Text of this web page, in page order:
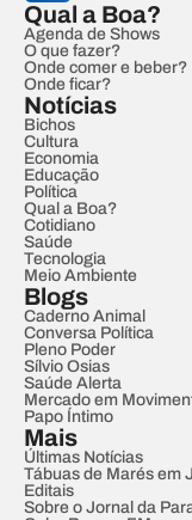
Qual a Boa?
Agenda de Shows
O que fazer?
Onde comer e beber?
Onde ficar?
Notícias
Bichos
Cultura
Economia
Educação
Política
Qual a Boa?
Cotidiano
Saúde
Tecnologia
Meio Ambiente
Blogs
Caderno Animal
Conversa Política
Pleno Poder
Sílvio Osias
Saúde Alerta
Mercado em
Papo Íntimo
Mais
Últimas Notícias
Tábuas de Marés em
Editais
Sobre o Jornal da